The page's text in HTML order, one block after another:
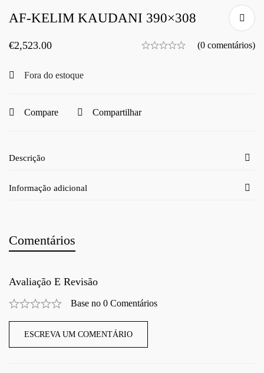
AF-KELIM KAUDANI 390×308
€2,523.00 (0 comentários)
Fora do estoque
Compare Compartilhar
Descrição
Informação adicional
Comentários
Avaliação E Revisão
Base no 0 Comentários
ESCREVA UM COMENTÁRIO